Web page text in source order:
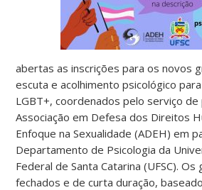
abertas as inscrições para os novos
escuta e acolhimento psicológico
LGBT+, coordenados pelo serviço de
Associação em Defesa dos Direitos
Enfoque na Sexualidade (ADEH) em
Departamento de Psicologia da
Federal de Santa Catarina (UFSC).
fechados e de curta duração,